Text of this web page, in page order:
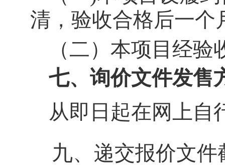
清，验收合格后一个
（二）本项目经
七、询价文件发售
从即日起在网上自
九、 递交报价文件